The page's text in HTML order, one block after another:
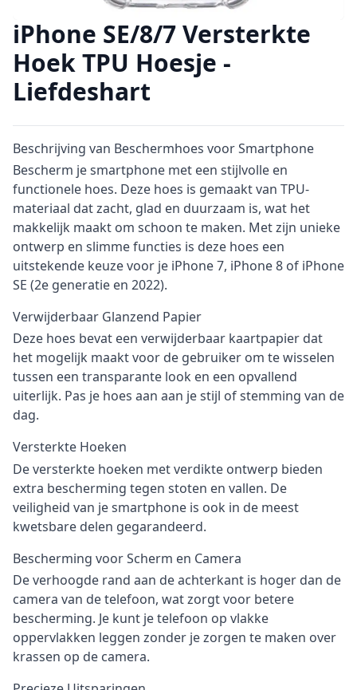
iPhone SE/8/7 Versterkte
Hoek TPU Hoesje -
Liefdeshart
Beschrijving van Beschermhoes voor Smartphone
Bescherm je smartphone met een stijlvolle en
functionele hoes. Deze hoes is gemaakt van TPU-
materiaal dat zacht, glad en duurzaam is, wat het
makkelijk maakt om schoon te maken. Met zijn unieke
ontwerp en slimme functies is deze hoes een
uitstekende keuze voor je iPhone 7, iPhone 8 of iPhone
SE (2e generatie en 2022).
Verwijderbaar Glanzend Papier
Deze hoes bevat een verwijderbaar kaartpapier dat
het mogelijk maakt voor de gebruiker om te wisselen
tussen een transparante look en een opvallend
uiterlijk. Pas je hoes aan aan je stijl of stemming van de
dag.
Versterkte Hoeken
De versterkte hoeken met verdikte ontwerp bieden
extra bescherming tegen stoten en vallen. De
veiligheid van je smartphone is ook in de meest
kwetsbare delen gegarandeerd.
Bescherming voor Scherm en Camera
De verhoogde rand aan de achterkant is hoger dan de
camera van de telefoon, wat zorgt voor betere
bescherming. Je kunt je telefoon op vlakke
oppervlakken leggen zonder je zorgen te maken over
krassen op de camera.